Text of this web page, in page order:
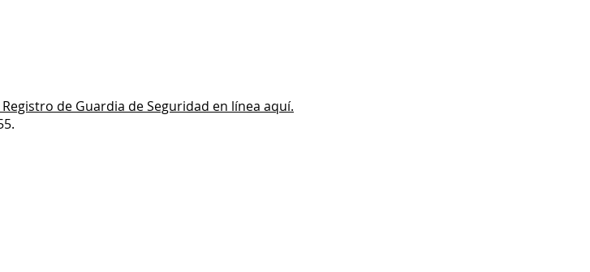
de Guardia de Seguridad en línea aquí.